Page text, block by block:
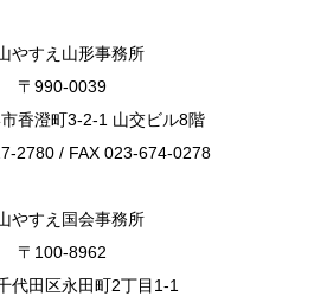
やすえ山形事務所
〒990-0039
香澄町3-2-1 山交ビル8階
2780 / FAX 023-674-0278
やすえ国会事務所
〒100-8962
代田区永田町2丁目1-1